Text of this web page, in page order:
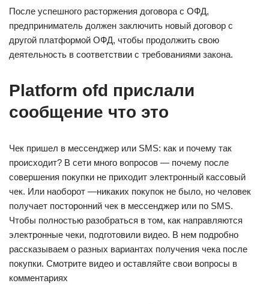
После успешного расторжения договора с ОФД,
предприниматель должен заключить новый договор с
другой платформой ОФД, чтобы продолжить свою
деятельность в соответствии с требованиями закона.
Platform ofd прислали
сообщение что это
Чек пришел в мессенджер или SMS: как и почему так
происходит? В сети много вопросов — почему после
совершения покупки не приходит электронный кассовый
чек. Или наоборот —никаких покупок не было, но человек
получает посторонний чек в мессенджер или по SMS.
Чтобы полностью разобраться в том, как направляются
электронные чеки, подготовили видео. В нем подробно
рассказываем о разных вариантах получения чека после
покупки. Смотрите видео и оставляйте свои вопросы в
комментариях